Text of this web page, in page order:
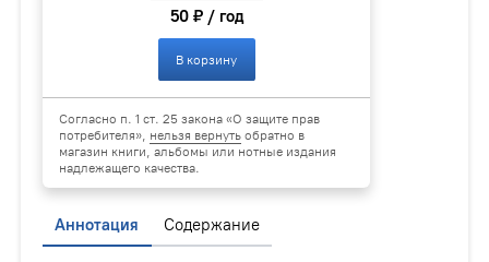
50 ₽ / год
В корзину
Согласно п. 1 ст. 25 закона «О защите прав
потребителя», нельзя вернуть обратно в
магазин книги, альбомы или нотные издания
надлежащего качества.
Аннотация Содержание